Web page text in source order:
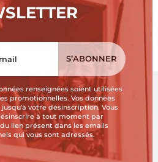
renseignées soient utilisées
promotionnelles. Vos données
votre désinscription. Vous
à tout moment par
lien présent dans les emails
qui vous sont adressés.